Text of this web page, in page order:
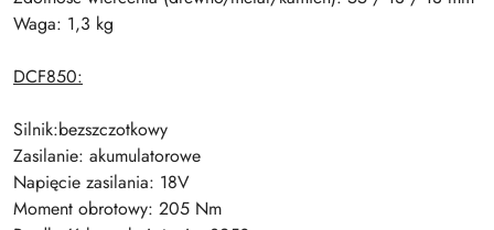
Waga: 1,3 kg
DCF850:
Silnik:bezszczotkowy
Zasilanie: akumulatorowe
Napięcie zasilania: 18V
Moment obrotowy: 205 Nm